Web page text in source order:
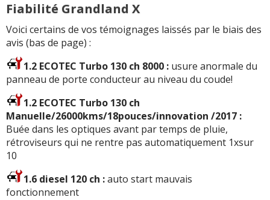
Fiabilité Grandland X
Voici certains de vos témoignages laissés par le biais des
avis (bas de page) :
1.2 ECOTEC Turbo 130 ch 8000 : usure anormale du
panneau de porte conducteur au niveau du coude!
1.2 ECOTEC Turbo 130 ch
Manuelle/26000kms/18pouces/innovation /2017 :
Buée dans les optiques avant par temps de pluie,
rétroviseurs qui ne rentre pas automatiquement 1xsur
10
1.6 diesel 120 ch :auto start mauvais
fonctionnement